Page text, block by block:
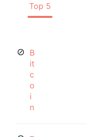
Top 5
B
it
c
o
i
n